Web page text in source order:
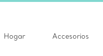
Hogar Accesorios